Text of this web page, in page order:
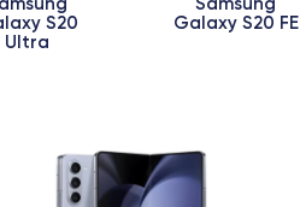
S20
Ultra
Galaxy S20 FE